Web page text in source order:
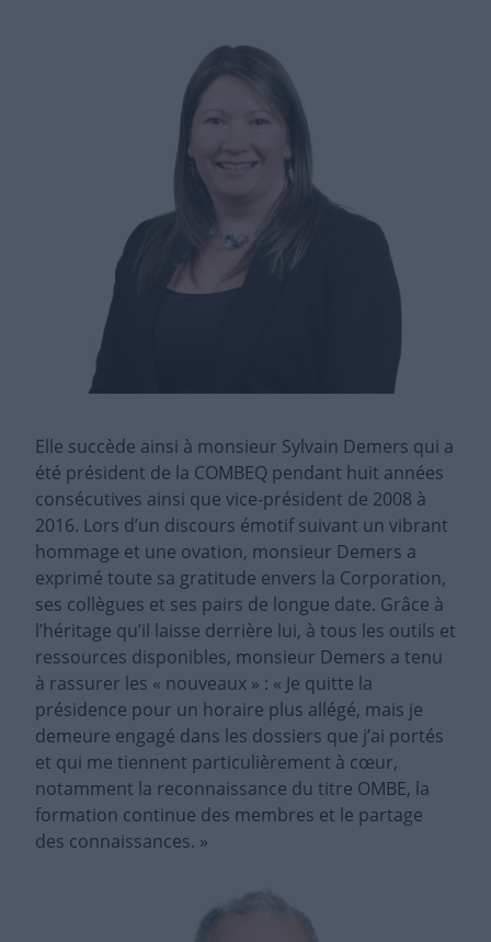
Elle succède ainsi à monsieur Sylvain Demers qui a
été président de la COMBEQ pendant huit années
consécutives ainsi que vice-président de 2008 à
2016. Lors d’un discours émotif suivant un vibrant
hommage et une ovation, monsieur Demers a
exprimé toute sa gratitude envers la Corporation,
ses collègues et ses pairs de longue date. Grâce à
l’héritage qu’il laisse derrière lui, à tous les outils et
ressources disponibles, monsieur Demers a tenu
à rassurer les « nouveaux » : « Je quitte la
présidence pour un horaire plus allégé, mais je
demeure engagé dans les dossiers que j’ai portés
et qui me tiennent particulièrement à cœur,
notamment la reconnaissance du titre OMBE, la
formation continue des membres et le partage
des connaissances. »